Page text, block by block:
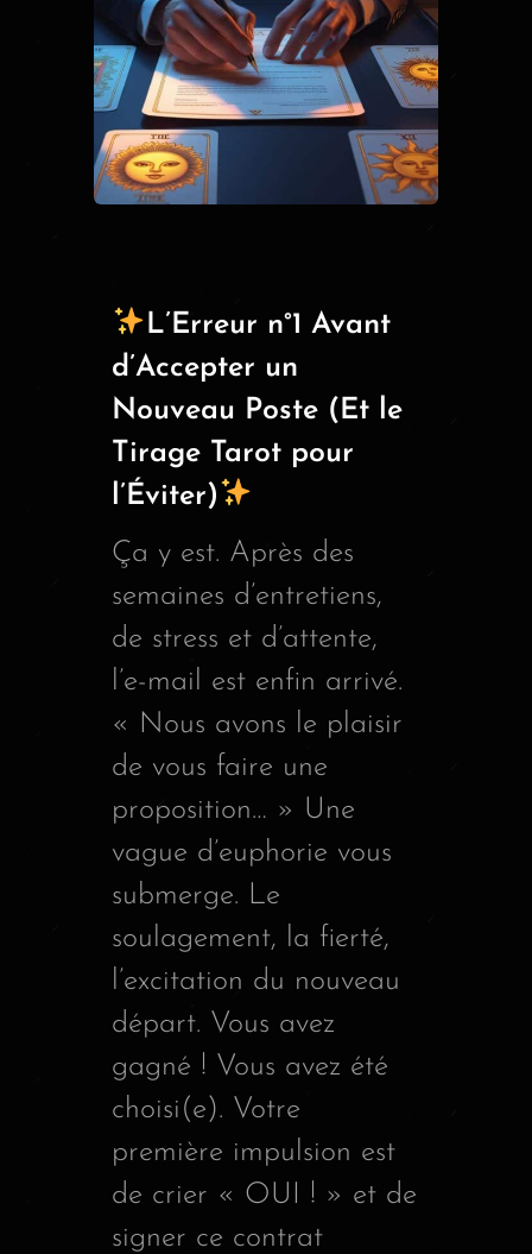
L’Erreur n°1 Avant
d’Accepter un
Nouveau Poste (Et le
Tirage Tarot pour
l’Éviter)
Ça y est. Après des
semaines d’entretiens,
de stress et d’attente,
l’e-mail est enfin arrivé.
« Nous avons le plaisir
de vous faire une
proposition… » Une
vague d’euphorie vous
submerge. Le
soulagement, la fierté,
l’excitation du nouveau
départ. Vous avez
gagné ! Vous avez été
choisi(e). Votre
première impulsion est
de crier « OUI ! » et de
signer ce contrat